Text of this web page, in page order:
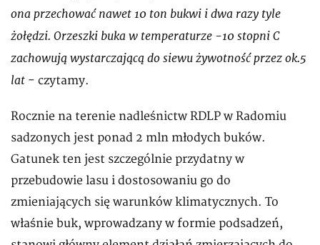
ona przechować nawet 10 ton bukwi i dwa razy tyle
żołędzi. Orzeszki buka w temperaturze -10 stopni C
zachowują wystarczającą do siewu żywotność przez ok.5
lat - czytamy.
Rocznie na terenie nadleśnictw RDLP w Radomiu
sadzonych jest ponad 2 mln młodych buków.
Gatunek ten jest szczególnie przydatny w
przebudowie lasu i dostosowaniu go do
zmieniających się warunków klimatycznych. To
właśnie buk, wprowadzany w formie podsadzeń,